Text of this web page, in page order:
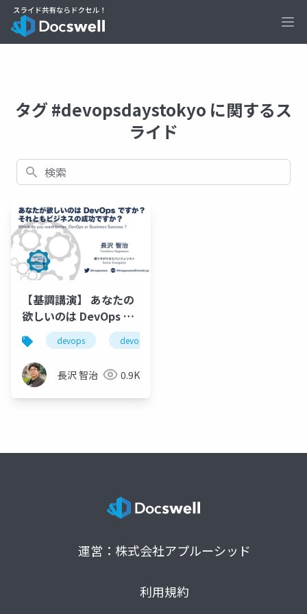
タグ #devopsdaystokyo に関するス
ライド
検索
【基調講演】 あなたの
欲しいのは DevOps で
すか？それともビジネ
スの成功ですか？
#devopsdaystokyo
devops devopsdays
長沢 智治 0.9K
運営：株式会社アプルーシッド
利用規約